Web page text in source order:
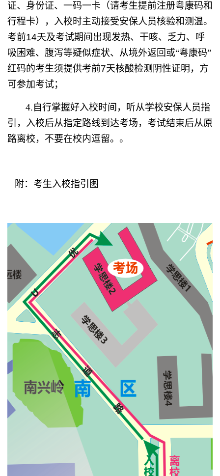
证、身份证、一码一卡（请考生提前注册粤康码和
行程卡），入校时主动接受安保人员核验和测温。
考前14天及考试期间出现发热、干咳、乏力、呼
吸困难、腹泻等疑似症状、从境外返回或“粤康码”
红码的考生须提供考前7天核酸检测阴性证明，方
可参加考试；
4. 自行掌握好入校时间，听从学校安保人员指
引，入校后从指定路线到达考场，考试结束后从原
路离校，不要在校内逗留。。
附：考生入校指引图